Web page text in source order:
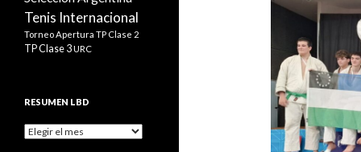
Tenis Internacional
Torneo Apertura TP Clase 2
TP Clase 3URC
RESUMEN LBD
Resumen